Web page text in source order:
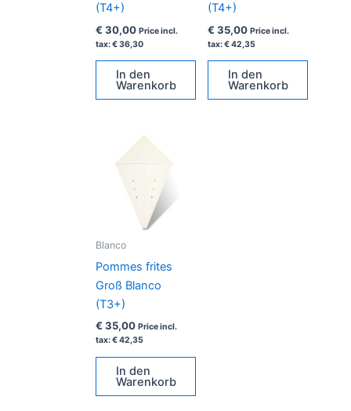
(T4+)
€ 30,00 Price incl.
tax:€36,30
In den
Warenkorb
(T4+)
€ 35,00 Price incl.
tax:€42,35
In den
Warenkorb
Blanco
Pommes frites
Groß Blanco
(T3+)
€ 35,00 Price incl.
tax:€42,35
In den
Warenkorb